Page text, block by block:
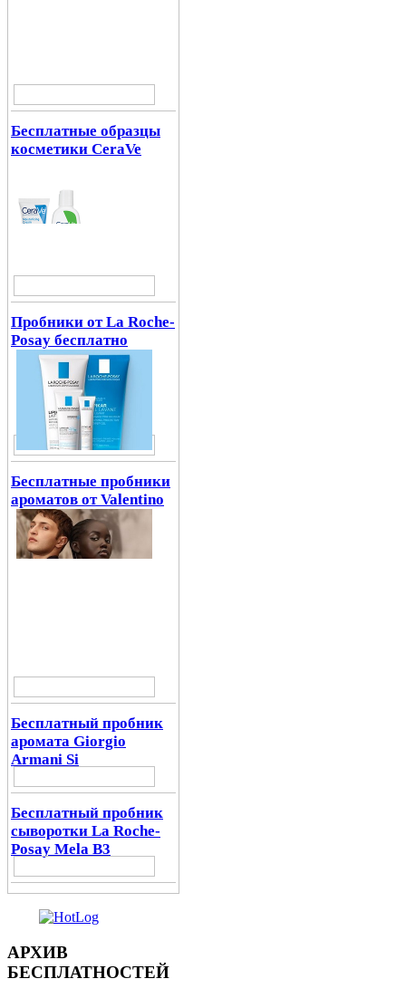
Бесплатные образцы
косметики CeraVe
Пробники от La Roche-
Posay бесплатно
Бесплатные пробники
ароматов от Valentino
Бесплатный пробник
аромата Giorgio
Armani Si
Бесплатный пробник
сыворотки La Roche-
Posay Mela B3
АРХИВ
БЕСПЛАТНОСТЕЙ